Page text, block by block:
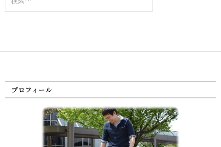
索:
プロフィール